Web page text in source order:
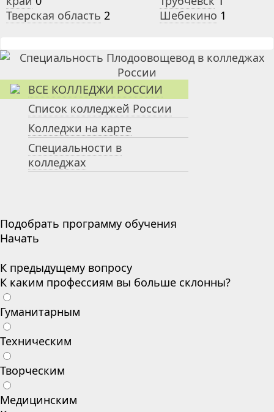
Тверская область 2
Шебекино 1
ВСЕ КОЛЛЕДЖИ РОССИИ
Список колледжей России
Колледжи на карте
Специальности в
колледжах
Подобрать программу обучения
Начать
К предыдущему вопросу
К каким профессиям вы больше склонны?
Гуманитарным
Техническим
Творческим
Медицинским